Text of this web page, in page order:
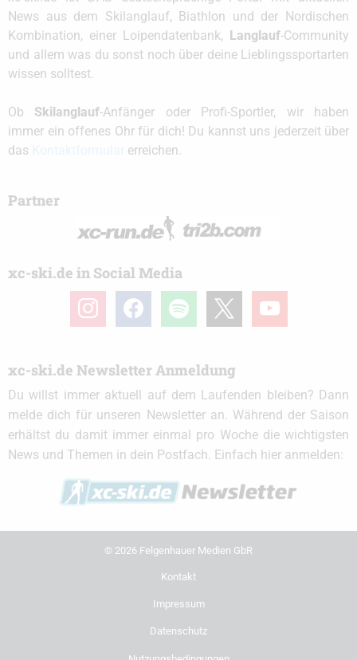
News aus dem Skilanglauf, Biathlon und der Nordischen
Kombination, einer Loipendatenbank,
Langlauf-Community
und allem was du sonst noch über deine Lieblingssportarten
wissen solltest.
Ob Skilanglauf-Anfänger oder Profi-Sportler, wir haben
immer ein offenes Ohr für dich! Du kannst uns jederzeit über
das
erreichen.
Partner
xc-ski.de in Social Media
instagramfacebook spotify youtube
xc-ski.de Newsletter Anmeldung
Du willst immer aktuell auf dem Laufenden bleiben? Dann
melde dich für unseren Newsletter an. Während der Saison
erhältst du damit immer einmal pro Woche die wichtigsten
News und Themen in dein Postfach. Einfach hier anmelden:
© 2026 Felgenhauer Medien GbR
Kontakt
Impressum
Datenschutz